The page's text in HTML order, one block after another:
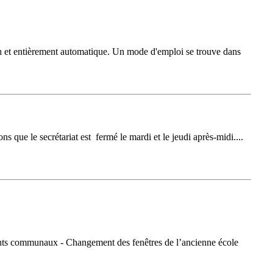
entièrement automatique. Un mode d'emploi se trouve dans
que le secrétariat est fermé le mardi et le jeudi après-midi....
communaux - Changement des fenêtres de l’ancienne école